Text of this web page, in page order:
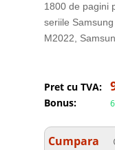
1800 de pagini
seriile
M2022,
Pret cu TVA:
Bonus:
Cumpara